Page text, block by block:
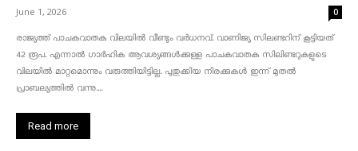
June 1, 2026 0
രാജ്യത്ത് പാചകവാതക വിലയിൽ വീണ്ടും വർധനവ്. വാണിജ്യ സിലണ്ടറിന് കൂട്ടിയത്
42 രൂപ. എന്നാൽ ഗാർഹിക ആവശ്യങ്ങൾക്കുള്ള പാചകവാതക സിലിണ്ടറുകളുടെ
വിലയിൽ മാറ്റമൊന്നും വരുത്തിയിട്ടില്ല. പുതുക്കിയ നിരക്കുകൾ ഇന്ന് മുതൽ
പ്രാബല്യത്തിൽ വന്നു....
Read more